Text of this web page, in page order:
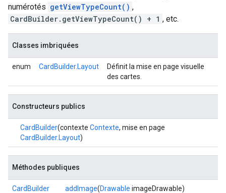
numérotés getViewTypeCount() ,
CardBuilder.getViewTypeCount() + 1 , etc.
Classes imbriquées
enum CardBuilder.Layout
Définit la mise en page visuelle
des cartes.
Constructeurs publics
CardBuilder(contexte Contexte, mise en page
CardBuilder.Layout)
Méthodes publiques
CardBuilder addImage(Drawable imageDrawable)